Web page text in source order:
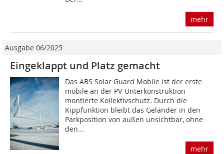
mehr
Ausgabe 06/2025
Eingeklappt und Platz gemacht
Das ABS Solar Guard Mobile ist der erste
mobile an der PV-Unterkonstruktion
montierte Kollektivschutz. Durch die
Kippfunktion bleibt das Geländer in den
Parkposition von außen unsichtbar, ohne
den...
mehr